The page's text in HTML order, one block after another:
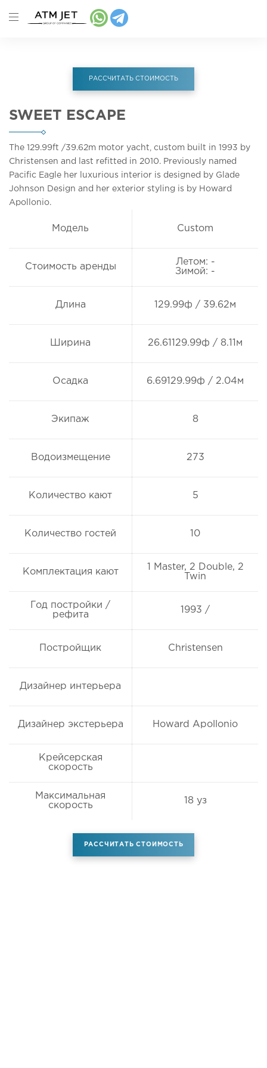
РАССЧИТАТЬ СТОИМОСТЬ
SWEET ESCAPE
The 129.99ft /39.62m motor yacht, custom built in 1993 by
Christensen and last refitted in 2010. Previously named
Pacific Eagle her luxurious interior is designed by Glade
Johnson Design and her exterior styling is by Howard
Apollonio.
Модель Custom
Стоимость аренды
Летом: -
Зимой: -
Длина 129.99ф / 39.62м
Ширина 26.61129.99ф / 8.11м
Осадка 6.69129.99ф / 2.04м
Экипаж 8
Водоизмещение 273
Количество кают 5
Количество гостей 10
Комплектация кают
1 Master, 2 Double, 2
Twin
Год постройки /
рефита
1993 /
Постройщик Christensen
Дизайнер интерьера
Дизайнер экстерьера Howard Apollonio
Крейсерская
скорость
Максимальная
скорость
18 уз
РАССЧИТАТЬ СТОИМОСТЬ